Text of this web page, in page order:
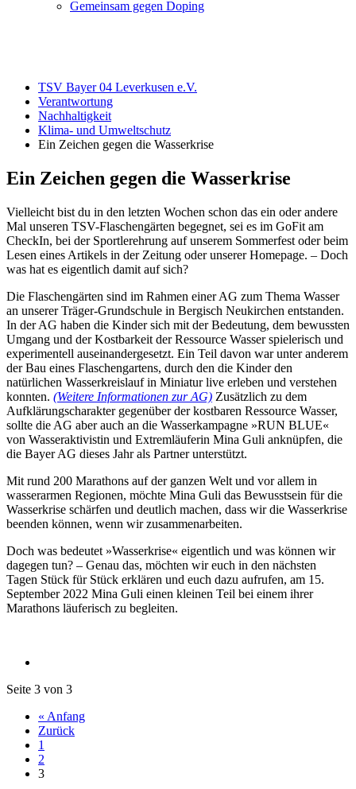
Gemeinsam gegen Doping
TSV Bayer 04 Leverkusen e.V.
Verantwortung
Nachhaltigkeit
Klima- und Umweltschutz
Ein Zeichen gegen die Wasserkrise
Ein Zeichen gegen die Wasserkrise
Vielleicht bist du in den letzten Wochen schon das ein oder andere
Mal unseren TSV-Flaschengärten begegnet, sei es im GoFit am
CheckIn, bei der Sportlerehrung auf unserem Sommerfest oder beim
Lesen eines Artikels in der Zeitung oder unserer Homepage. – Doch
was hat es eigentlich damit auf sich?
Die Flaschengärten sind im Rahmen einer AG zum Thema Wasser
an unserer Träger-Grundschule in Bergisch Neukirchen entstanden.
In der AG haben die Kinder sich mit der Bedeutung, dem bewussten
Umgang und der Kostbarkeit der Ressource Wasser spielerisch und
experimentell auseinandergesetzt. Ein Teil davon war unter anderem
der Bau eines Flaschengartens, durch den die Kinder den
natürlichen Wasserkreislauf in Miniatur live erleben und verstehen
konnten. (Weitere Informationen zur AG) Zusätzlich zu dem
Aufklärungscharakter gegenüber der kostbaren Ressource Wasser,
sollte die AG aber auch an die Wasserkampagne »RUN BLUE«
von Wasseraktivistin und Extremläuferin Mina Guli anknüpfen, die
die Bayer AG dieses Jahr als Partner unterstützt.
Mit rund 200 Marathons auf der ganzen Welt und vor allem in
wasserarmen Regionen, möchte Mina Guli das Bewusstsein für die
Wasserkrise schärfen und deutlich machen, dass wir die Wasserkrise
beenden können, wenn wir zusammenarbeiten.
Doch was bedeutet »Wasserkrise« eigentlich und was können wir
dagegen tun? – Genau das, möchten wir euch in den nächsten
Tagen Stück für Stück erklären und euch dazu aufrufen, am 15.
September 2022 Mina Guli einen kleinen Teil bei einem ihrer
Marathons läuferisch zu begleiten.
Seite 3 von 3
« Anfang
Zurück
1
2
3